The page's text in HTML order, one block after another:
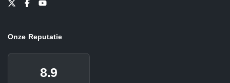
Onze Reputatie
8.9